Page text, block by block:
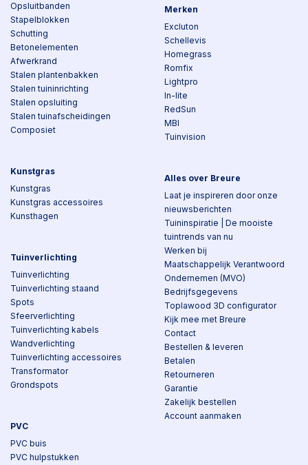
Opsluitbanden
Stapelblokken
Schutting
Betonelementen
Afwerkrand
Stalen plantenbakken
Stalen tuininrichting
Stalen opsluiting
Stalen tuinafscheidingen
Composiet
Kunstgras
Kunstgras
Kunstgras accessoires
Kunsthagen
Tuinverlichting
Tuinverlichting
Tuinverlichting staand
Spots
Sfeerverlichting
Tuinverlichting kabels
Wandverlichting
Tuinverlichting accessoires
Transformator
Grondspots
PVC
PVC buis
PVC hulpstukken
Merken
Excluton
Schellevis
Homegrass
Romfix
Lightpro
In-lite
RedSun
MBI
Tuinvision
Alles over Breure
Laat je inspireren door onze
nieuwsberichten
Tuininspiratie | De mooiste
tuintrends van nu
Werken bij
Maatschappelijk Verantwoord
Ondernemen (MVO)
Bedrijfsgegevens
Toplawood 3D configurator
Kijk mee met Breure
Contact
Bestellen & leveren
Betalen
Retourneren
Garantie
Zakelijk bestellen
Account aanmaken